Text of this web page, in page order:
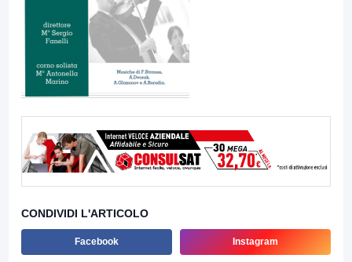
CONDIVIDI L'ARTICOLO
Facebook Instagram